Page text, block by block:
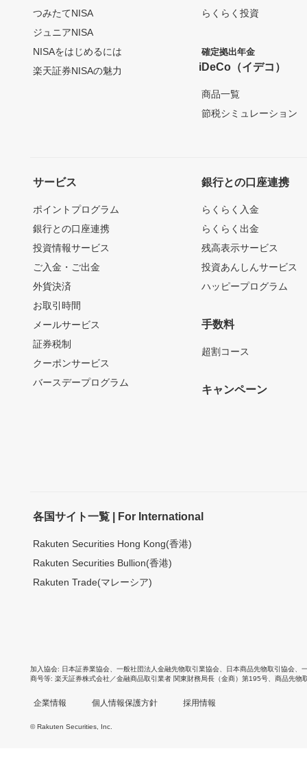
つみたてNISA
ジュニアNISA
NISAをはじめるには
楽天証券NISAの魅力
らくらく投資
確定拠出年金
iDeCo（イデコ）
商品一覧
節税シミュレーション
サービス
ポイントプログラム
銀行との口座連携
投資情報サービス
ご入金・ご出金
外貨決済
お取引時間
メールサービス
証券税制
クーポンサービス
バースデープログラム
銀行との口座連携
らくらく入金
らくらく出金
残高表示サービス
投資あんしんサービス
ハッピープログラム
手数料
超割コース
キャンペーン
各国サイト一覧 | For International
Rakuten Securities Hong Kong(香港)
Rakuten Securities Bullion(香港)
Rakuten Trade(マレーシア)
加入協会 日本証券業協会 一般社団法人金融先物取引業協会 日本商品先物取引協会
商号等 楽天証券株式会社／金融商品取引業者 関東財務局長（金商）第195号、商品先物
企業情報 個人情報保護方針 採用情報
© Rakuten Securities, Inc.